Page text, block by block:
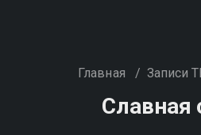
Главная / Записи
Славная